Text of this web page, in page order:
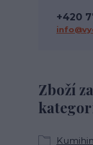
Zboží
+420